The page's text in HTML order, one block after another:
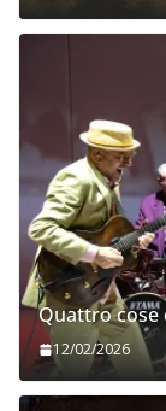
Quattro cose
12/02/2026